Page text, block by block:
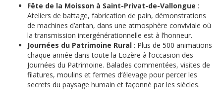
Fête de la Moisson à Saint-Privat-de-Vallongue :
Ateliers de battage, fabrication de pain, démonstrations
de machines d’antan, dans une atmosphère conviviale où
la transmission intergénérationnelle est à l’honneur.
Journées du Patrimoine Rural : Plus de 500 animations
chaque année dans toute la Lozère à l’occasion des
Journées du Patrimoine. Balades commentées, visites de
filatures, moulins et fermes d’élevage pour percer les
secrets du paysage humain et façonné par les siècles.